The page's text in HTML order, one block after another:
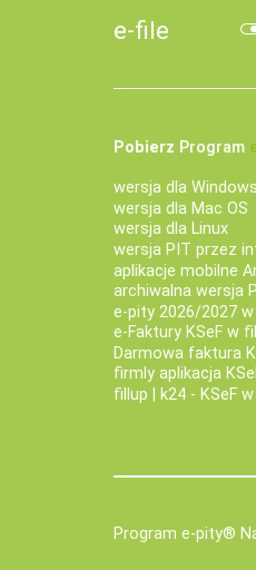
e-file
Pobierz Program
wersja dla Windows
wersja dla Mac OS
wersja dla Linux
wersja PIT przez
aplikacje mobilne
archiwalna wersja
e-pity 2026/2027
e‑Faktury KSeF w
Darmowa faktura
firmly aplikacja
fillup | k24 - KSeF
Program e-pity®